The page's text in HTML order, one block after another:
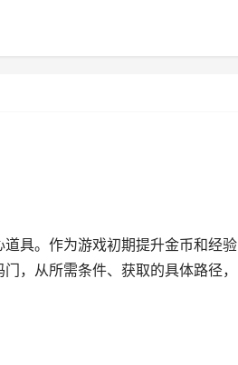
具。作为游戏初期提升金币和经验
，从所需条件、获取的具体路径，